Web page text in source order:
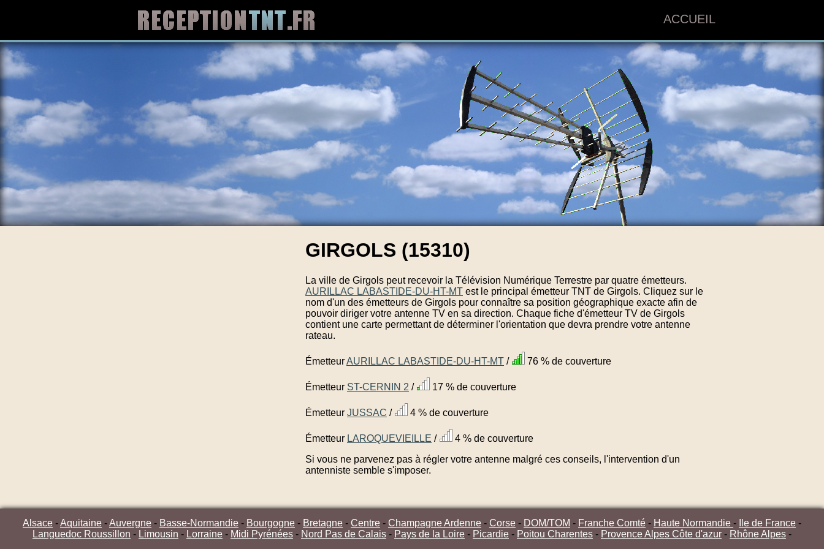
ACCUEIL
GIRGOLS (15310)
La ville de Girgols peut recevoir la Télévision Numérique Terrestre par quatre émetteurs.
AURILLAC LABASTIDE-DU-HT-MT est le principal émetteur TNT de Girgols. Cliquez sur le
nom d'un des émetteurs de Girgols pour connaître sa position géographique exacte afin de
pouvoir diriger votre antenne TV en sa direction. Chaque fiche d'émetteur TV de Girgols
contient une carte permettant de déterminer l'orientation que devra prendre votre antenne
rateau.
ÉmetteurAURILLAC LABASTIDE-DU-HT-MT / 76 % de couverture
Émetteur ST-CERNIN 2 / 17 % de couverture
Émetteur JUSSAC / 4 % de couverture
Émetteur LAROQUEVIEILLE /
4 % de couverture
Si vous ne parvenez pas à régler votre antenne malgré ces conseils, l'intervention d'un
antenniste semble s'imposer.
Alsace -Aquitaine -Auvergne - Basse-Normandie - Bourgogne - Bretagne - Centre - Champagne Ardenne - Corse - DOM/TOM - Franche Comté - Haute Normandie - Ile de France -
Languedoc Roussillon - Limousin - Lorraine - Midi Pyrénées - Nord Pas de Calais - Pays de la Loire - Picardie - Poitou Charentes - Provence Alpes Côte d'azur - Rhône Alpes -